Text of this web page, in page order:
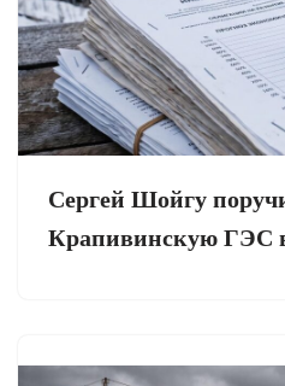
Сергей Шойгу
Крапивинскую ГЭС